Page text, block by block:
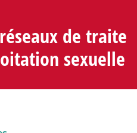
de traite
sexuelle